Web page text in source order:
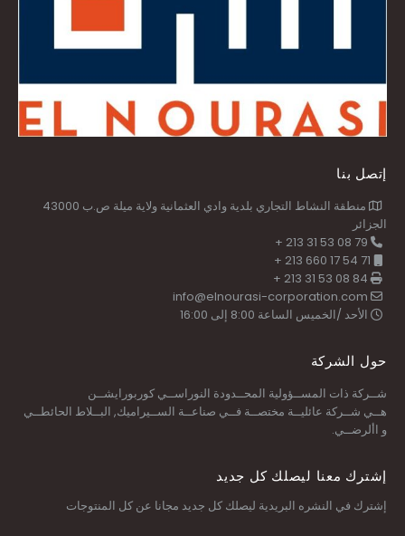
إتصل بنا
منطقة النشاط التجاري بلدية وادي العثمانية ولاية ميلة ص.ب 43000
الجزائر
79 08 53 31 213 +
84 08 53 31 213 +
info@elnourasi-corporation.com
الأحد /الخميس الساعة 8:00 إلى 16:00
حول الشركة
شــركة ذات المســؤولية المحــدودة النوراســي كوربورايشــن
هــي شــركة عائليــة مختصــة فــي صناعــة الســيراميك, البــلاط الحائطــي
و األرضــي.
إشترك معنا ليصلك كل جديد
إشترك في النشره البريدية ليصلك كل جديد مجانا عن كل المنتوجات